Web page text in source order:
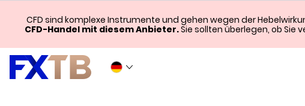
CFD sind komplexe Instrumente und gehen wegen der
CFD-Handel mit diesem Anbieter.Sie sollten überlegen, ob Sie